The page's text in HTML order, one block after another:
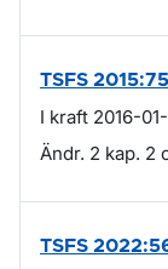
TSFS
I kraft 2016-
Ändr. 2 kap. 2
TSFS